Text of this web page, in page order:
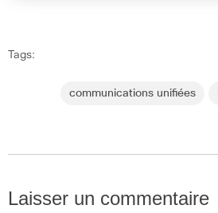
Tags:
communications unifiées
Laisser un commentaire